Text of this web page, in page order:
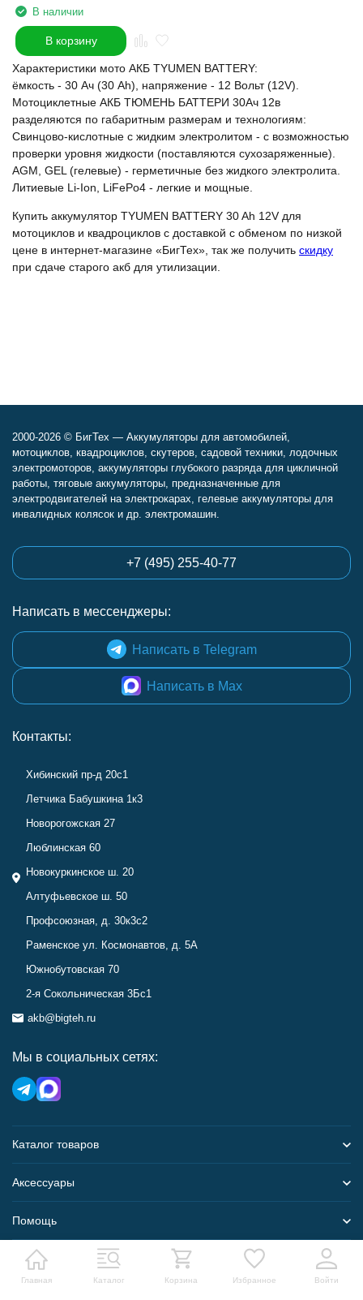
В наличии
В корзину
Характеристики мото АКБ TYUMEN BATTERY:
ёмкость - 30 Ач (30 Ah), напряжение - 12 Вольт (12V).
Мотоциклетные АКБ ТЮМЕНЬ БАТТЕРИ 30Ач 12в
разделяются по габаритным размерам и технологиям:
Свинцово-кислотные с жидким электролитом - с возможностью
проверки уровня жидкости (поставляются сухозаряженные).
AGM, GEL (гелевые) - герметичные без жидкого электролита.
Литиевые Li-Ion, LiFePo4 - легкие и мощные.
Купить аккумулятор TYUMEN BATTERY 30 Ah 12V для
мотоциклов и квадроциклов с доставкой с обменом по низкой
цене в интернет-магазине «БигТех», так же получить скидку
при сдаче старого акб для утилизации.
Главная Каталог Корзина Избранное Войти
2000-2026 © БигТех — Аккумуляторы для автомобилей,
мотоциклов, квадроциклов, скутеров, садовой техники, лодочных
электромоторов, аккумуляторы глубокого разряда для цикличной
работы, тяговые аккумуляторы, предназначенные для
электродвигателей на электрокарах, гелевые аккумуляторы для
инвалидных колясок и др. электромашин.
+7 (495) 255-40-77
Написать в мессенджеры:
Написать в Telegram
Написать в Max
Контакты:
Хибинский пр-д 20с1
Летчика Бабушкина 1к3
Новорогожская 27
Люблинская 60
Новокуркинское ш. 20
Алтуфьевское ш. 50
Профсоюзная, д. 30к3с2
Раменское ул. Космонавтов, д. 5А
Южнобутовская 70
2-я Сокольническая 3Бс1
akb@bigteh.ru
Мы в социальных сетях:
Каталог товаров
Аксессуары
Помощь
Карта сайта